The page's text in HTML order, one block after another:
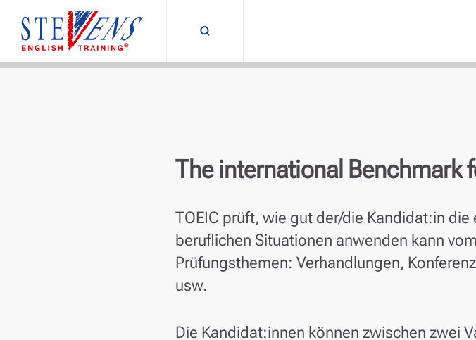
Suche umschalten
The international Benchmark
TOEIC prüft, wie gut der/die Kandidat:in
beruflichen Situationen anwenden kann
Prüfungsthemen: Verhandlungen,
usw.
Die Kandidat:innen können zwischen zwei